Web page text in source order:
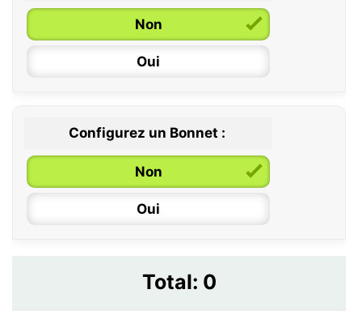
Non
Oui
Configurez un Bonnet :
Non
Oui
Total: 0